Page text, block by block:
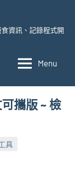
資訊、記錄程式開
Menu
攜版 ~ 檢
具